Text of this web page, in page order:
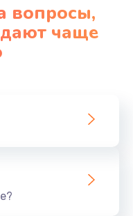
вопросы,
чаще